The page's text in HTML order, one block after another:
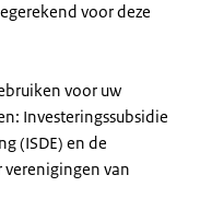
voor deze
voor uw
Investeringssubsidie
(ISDE) en de
verenigingen van